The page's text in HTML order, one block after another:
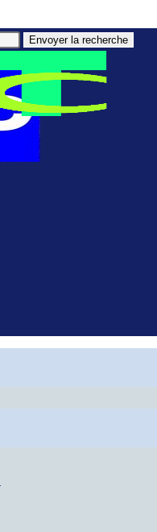
Envoyer la recherche